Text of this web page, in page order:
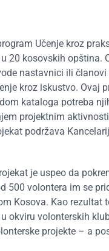
Učenje kroz
20 kosovskih opština.
nastavnici ili
kroz iskustvo. Ovaj
kataloga potreba
projektnim
podržava
je uspeo da
500 volontera im se
Kosova. Kao rezultat
okviru volonterskih
projekte – a